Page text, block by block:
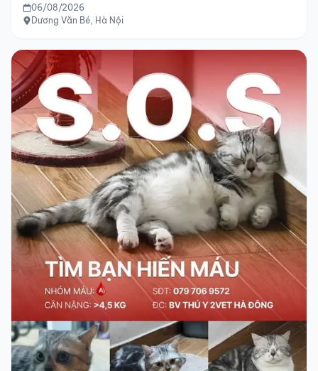
06/08/2026
Dương Văn Bé, Hà Nội